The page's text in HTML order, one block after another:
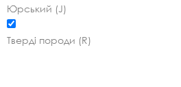
Юрський (J)
Тверді породи (R)